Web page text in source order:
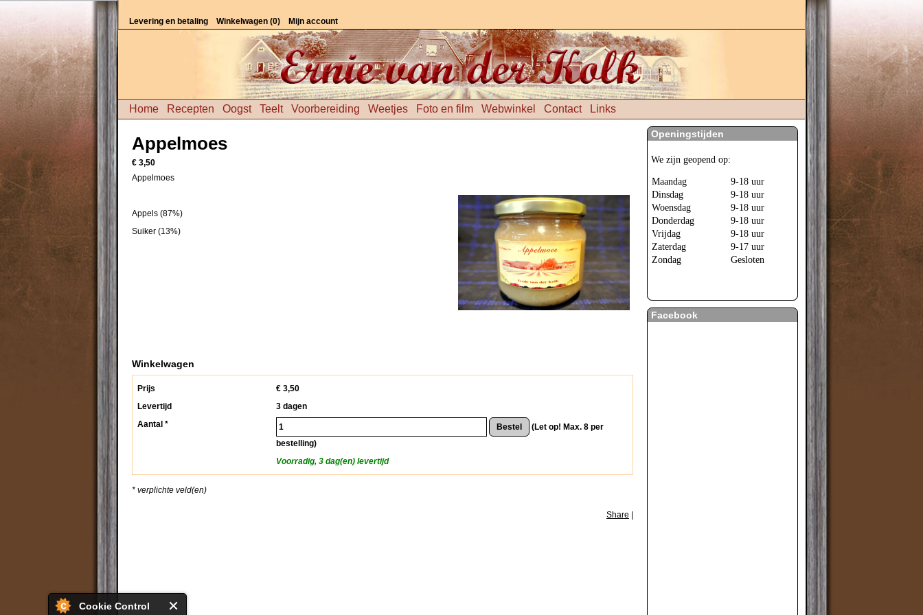
Cookie Control
Levering en betaling Winkelwagen (0) Mijn account
Home Recepten Oogst Teelt Voorbereiding Weetjes Foto en film Webwinkel Contact Links
Appelmoes
€ 3,50
Appelmoes
Appels (87%)
Suiker (13%)
Winkelwagen
Prijs € 3,50
Levertijd
3 dagen
Aantal *
(Let op! Max. 8 per
bestelling)
Voorradig, 3 dag(en) levertijd
* verplichte veld(en)
Share
Openingstijden
We zijn geopend op:
Maandag
9-18 uur
Dinsdag
9-18 uur
Woensdag
9-18 uur
Donderdag
9-18 uur
Vrijdag
9-18 uur
Zaterdag
9-17 uur
Zondag
Gesloten
Facebook